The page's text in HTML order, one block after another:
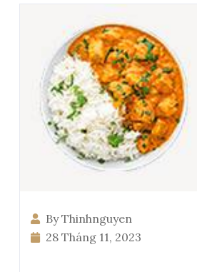
By Thinhnguyen
28 Tháng 11, 2023